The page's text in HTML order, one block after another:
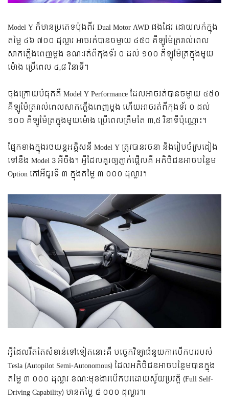
Model Y ក៏​មាន​ប្រភេទ​ប៉ុង​ពីរ Dual Motor AWD ផង​ដែរ ដោយ​លក់​ក្នុង​
តម្លៃ ៤៦ ៧០០ ដុល្លារ អាច​រត់​បាន​ចម្ងាយ ៤៥០ គីឡូម៉ែត្រ​រាល់​ពេល​
សាកភ្លើង​ពេញ​ម្តង ខណៈ​រត់​ពី​កុងទ័រ ០ ដល់ ១០០ គីឡូម៉ែត្រ​ក្នុង​មួយ​
ម៉ោង ប្រើ​ពេល ៤,៨ វិនាទី។
ចុងក្រោយបំផុត​គឺ Model Y Performance ដែល​អាច​រត់​បាន​ចម្ងាយ ៤៥០
គីឡូម៉ែត្រ​រាល់​ពេល​សាក​ភ្លើង​ពេញ​ម្តង ហើយ​អាច​រត់​ពី​កុងទ័រ ០ ដល់
១០០ គីឡូម៉ែត្រ​ក្នុង​មួយ​ម៉ោង ប្រើ​ពេល​ត្រឹមតែ ៣,៥ វិនាទី​ប៉ុណ្ណោះ។
​ផ្នែក​ខាង​ក្នុងរថយន្ត​អគ្គិសនី Model Y ត្រូវ​បាន​រចនា និង​រៀបចំ​ស្រដៀង​
ទៅ​នឹង Model 3 អីចឹង។ អ្វី​ដែល​គួរ​ឲ្យ​ភ្ញាក់ផ្អើល​គឺ អតិថិជន​អាច​បន្ថែម
Option កៅអី​ជួរ​ទី ៣ ក្នុង​តម្លៃ ៣ ០០០ ដុល្លារ។
អ្វី​ដែល​រឹត​តែ​សំខាន់​ទៅ​ទៀត​នោះ​គឺ បច្ចេកវិទ្យា​ជំនួយ​ការ​បើកបរ​របស់
Tesla (Autopilot Semi-Autonomous) ដែល​អតិថិជន​អាច​បន្ថែម​បាន​ក្នុង​
តម្លៃ ៣ ០០០ ដុល្លារ ខណៈ​មុខងារ​បើកបរ​ដោយ​ស្វ័យប្រវត្តិ (Full Self-
Driving Capability) មាន​តម្លៃ ៥ ០០០ ដុល្លារ៕